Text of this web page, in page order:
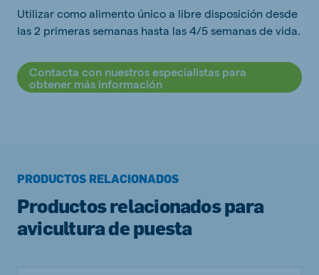
Utilizar como alimento único a libre disposición desde
las 2 primeras semanas hasta las 4/5 semanas de vida.
Contacta con nuestros especialistas para
obtener más información
PRODUCTOS RELACIONADOS
Productos relacionados para
avicultura de puesta